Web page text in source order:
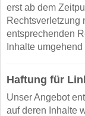
erst ab dem
Rechtsverletzung
entsprechenden
Inhalte
Haftung für
Unser Angebot
auf deren Inhalte